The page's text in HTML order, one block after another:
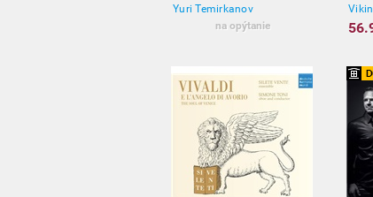
TCHAIKOVSKY -
SYMPHONIES NO. 1-6
Yuri Temirkanov
na opýtanie